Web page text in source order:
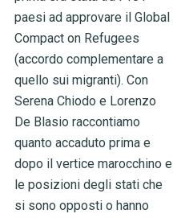
paesi ad approvare il Global
Compact on Refugees
(accordo complementare a
quello sui migranti). Con
Serena Chiodo e Lorenzo
De Blasio raccontiamo
quanto accaduto prima e
dopo il vertice marocchino e
le posizioni degli stati che
si sono opposti o hanno